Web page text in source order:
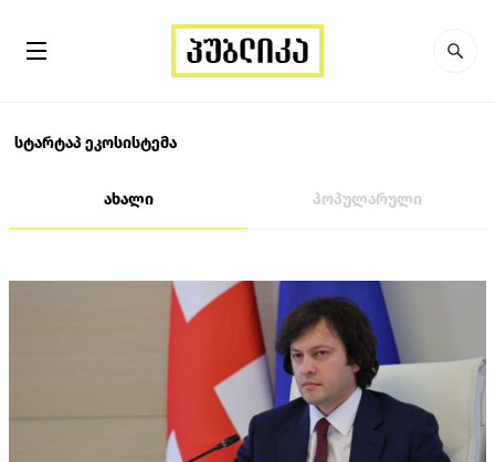
სტარტაპ ეკოსისტემა
ახალი პოპულარული